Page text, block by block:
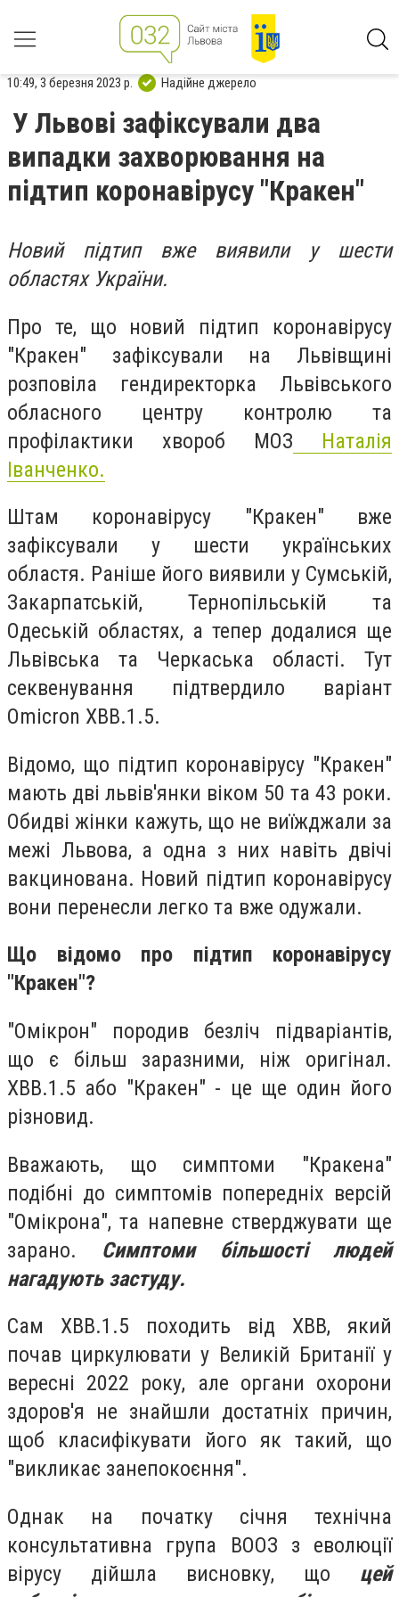
10:49, 3 березня 2023 р. Надійне джерело
У Львові зафіксували два
випадки захворювання на
підтип коронавірусу "Кракен"
Новий підтип вже виявили у шести
областях України.
Про те, що новий підтип коронавірусу
"Кракен" зафіксували на Львівщині
розповіла гендиректорка Львівського
обласного центру контролю та
профілактики хвороб МОЗ Наталія
Іванченко.
Штам коронавірусу "Кракен" вже
зафіксували у шести українських
областя. Раніше його виявили у Сумській,
Закарпатській, Тернопільській та
Одеській областях, а тепер додалися ще
Львівська та Черкаська області. Тут
секвенування підтвердило варіант
Omicron XBB.1.5.
Відомо, що підтип коронавірусу "Кракен"
мають дві львів'янки віком 50 та 43 роки.
Обидві жінки кажуть, що не виїжджали за
межі Львова, а одна з них навіть двічі
вакцинована. Новий підтип коронавірусу
вони перенесли легко та вже одужали.
Що відомо про підтип коронавірусу
"Кракен"?
"Омікрон" породив безліч підваріантів,
що є більш заразними, ніж оригінал.
ХВВ.1.5 або "Кракен" - це ще один його
різновид.
Вважають, що симптоми "Кракена"
подібні до симптомів попередніх версій
"Омікрона", та напевне стверджувати ще
зарано. Симптоми більшості людей
нагадують застуду.
Сам XBB.1.5 походить від XBB, який
почав циркулювати у Великій Британії у
вересні 2022 року, але органи охорони
здоров'я не знайшли достатніх причин,
щоб класифікувати його як такий, що
"викликає занепокоєння".
Однак на початку січня технічна
консультативна група ВООЗ з еволюції
вірусу дійшла висновку, що цей